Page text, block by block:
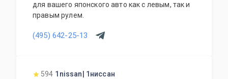
для вашего японского авто как с левым, так и
правым рулем.
(495) 642-25-13
594 1nissan| 1ниссан